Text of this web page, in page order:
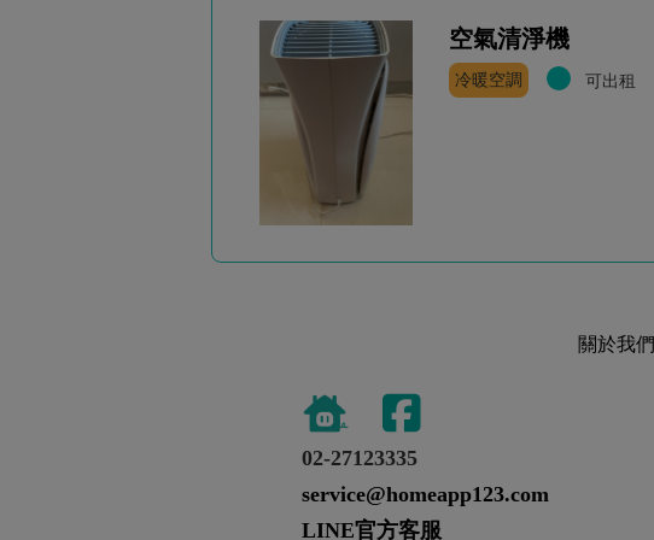
空氣清淨機
冷暖空調 可出租
關於我們
02-27123335
service@homeapp123.com
LINE官方客服